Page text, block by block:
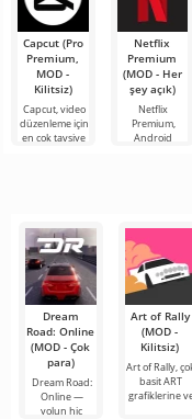
Capcut (Pro
Premium,
MOD -
Kilitsiz)
Capcut, video
düzenleme için
en çok tavsiye
Netflix
Premium
(MOD - Her
şey açık)
Netflix
Premium,
Android
Dream
Road: Online
(MOD - Çok
para)
Dream Road:
Online —
yolun hiç
Art of Rally
(MOD -
Kilitsiz)
Art of Rally,
basit ART
grafiklerine